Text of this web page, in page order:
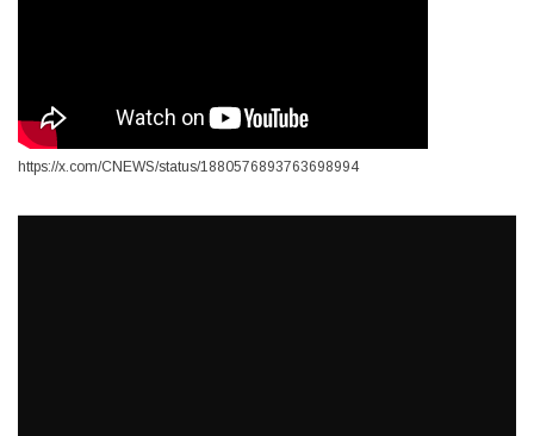
https://x.com/CNEWS/status/1880576893763698994